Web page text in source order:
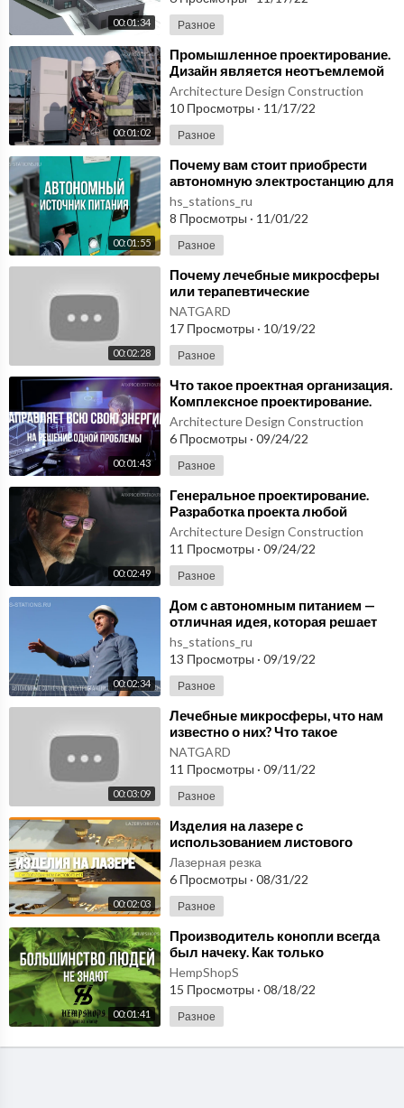
00:01:34 Разное
00:01:02
⁣Промышленное проектирование.
Дизайн является неотъемлемой
частью любой отрасли.
Architecture Design Construction
10 Просмотры · 11/17/22
Разное
00:01:55
⁣Почему вам стоит приобрести
автономную электростанцию для
своего небольшого объекта
hs_stations_ru
8 Просмотры · 11/01/22
Разное
00:02:28
⁣Почему лечебные микросферы
или терапевтические
микросферы стоят дорого? И как
можно купить дешевле?
NATGARD
17 Просмотры · 10/19/22
Разное
00:01:43
⁣Что такое проектная организация.
Комплексное проектирование.
Проектирование в BIM
Architecture Design Construction
6 Просмотры · 09/24/22
Разное
00:02:49
⁣Генеральное проектирование.
Разработка проекта любой
сложности. bim проектирование.
Architecture Design Construction
11 Просмотры · 09/24/22
Разное
00:02:34
⁣Дом с автономным питанием —
отличная идея, которая решает
сразу несколько проблем!
hs_stations_ru
13 Просмотры · 09/19/22
Разное
00:03:09
⁣Лечебные микросферы, что нам
известно о них? Что такое
микросфера алюмосиликатная и
почему она?
NATGARD
11 Просмотры · 09/11/22
Разное
00:02:03
⁣Изделия на лазере с
использованием листового
металла любой толщины.
lazervorota.ru
Лазерная резка
6 Просмотры · 08/31/22
Разное
00:01:41
⁣Производитель конопли всегда
был начеку. Как только
разрешили, так сразу-вперед!
HEMPSHOPS.biz
HempShopS
15 Просмотры · 08/18/22
Разное